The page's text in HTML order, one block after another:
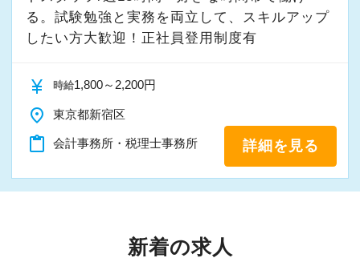
る。試験勉強と実務を両立して、スキルアップ
したい方大歓迎！正社員登用制度有
currency_yen 時給1,800～2,200円
place 東京都新宿区
content_paste 会計事務所・税理士事務所 詳細を見る
新着の求人